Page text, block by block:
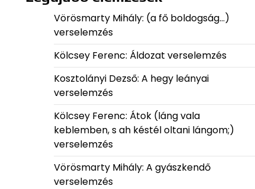
Vörösmarty Mihály: (a fő boldogság…)
verselemzés
Kölcsey Ferenc: Áldozat verselemzés
Kosztolányi Dezső: A hegy leányai
verselemzés
Kölcsey Ferenc: Átok (láng vala
keblemben, s ah késtél oltani lángom;)
verselemzés
Vörösmarty Mihály: A gyászkendő
verselemzés